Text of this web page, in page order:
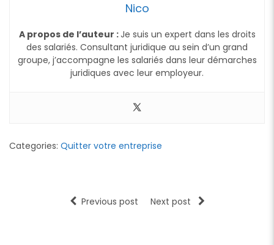
Nico
A propos de l’auteur :Je suis un expert dans les droits
des salariés. Consultant juridique au sein d’un grand
groupe, j’accompagne les salariés dans leur démarches
juridiques avec leur employeur.
Categories: Quitter votre entreprise
Previous post Next post